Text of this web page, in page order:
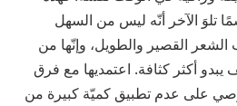
تلوَ الآخر أنّه ليس من السهل
الشعر القصير والطويل، وإنّها من
يبدو أكثر كثافة. اعتمديها مع فرق
على عدم تطبيق كميّة كبيرة من